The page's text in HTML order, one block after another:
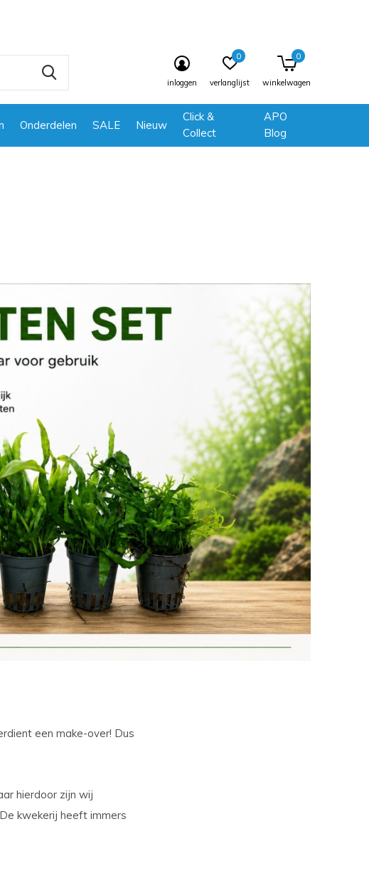
Onderdelen SALE Nieuw
Click &
Collect
APO
Blog
inloggen verlanglijst
0
winkelwagen
0
een make-over! Dus
hierdoor zijn wij
kwekerij heeft immers